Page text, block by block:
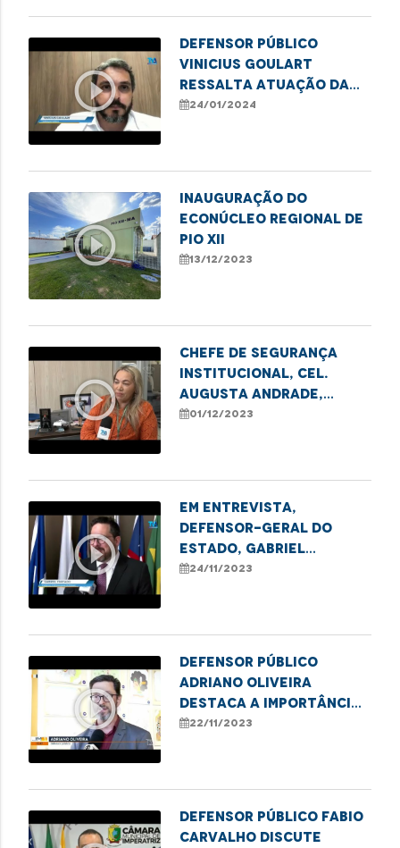
play_circle_outline
Defensor público
Vinicius Goulart
ressalta atuação da
DPE no combate ao
24/01/2024
play_circle_outline
Inauguração do
Econúcleo Regional de
Pio XII
13/12/2023
play_circle_outline
Chefe de Segurança
Institucional, cel.
Augusta Andrade,
destaca aprovação de
ingresso de mulheres
01/12/2023
play_circle_outline
Em entrevista,
defensor-geral do
Estado, Gabriel
Furtado, fala sobre a
Maranhense
24/11/2023
play_circle_outline
Defensor público
Adriano Oliveira
destaca a importância
da 13ª edição do
22/11/2023
Defensor público Fabio
Carvalho discute